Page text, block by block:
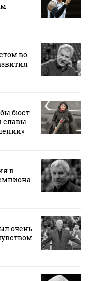
во
бюст
славы
в
очень